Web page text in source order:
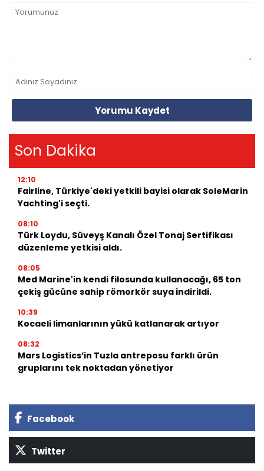
Yorumu Kaydet
Son Dakika
12:10
Fairline, Türkiye'deki yetkili bayisi olarak SoleMarin
Yachting'i seçti.
08:10
Türk Loydu, Süveyş Kanalı Özel Tonaj Sertifikası
düzenleme yetkisi aldı.
08:05
Med Marine'in kendi filosunda kullanacağı, 65 ton
çekiş gücüne sahip römorkör suya indirildi.
10:39
Kocaeli limanlarının yükü katlanarak artıyor
08:32
Mars Logistics’in Tuzla antreposu farklı ürün
gruplarını tek noktadan yönetiyor
Facebook
Twitter